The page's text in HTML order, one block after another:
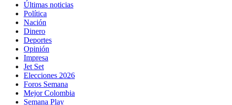
Últimas noticias
Política
Nación
Dinero
Deportes
Opinión
Impresa
Jet Set
Elecciones 2026
Foros Semana
Mejor Colombia
Semana Play